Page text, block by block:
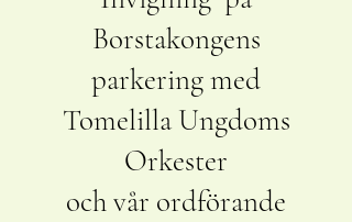
Borstakongens
parkering med
Tomelilla Ungdoms
Orkester
och vår ordförande